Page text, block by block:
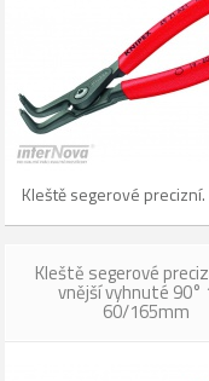
Kleště segerové precizní.
Kleště segerové
vnější vyhnuté 90°
60/165mm